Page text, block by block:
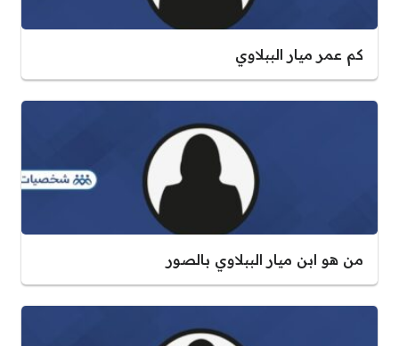
كم عمر ميار الببلاوي
من هو ابن ميار الببلاوي بالصور